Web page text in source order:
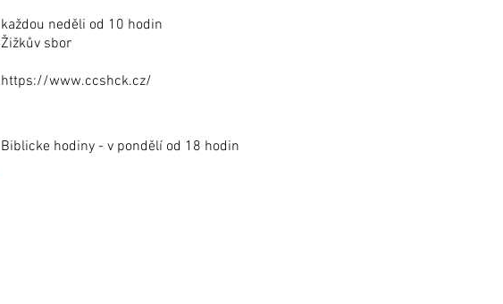
každou neděli od 10 hodin
Žižkův sbor
https://www.ccshck.cz/
Biblicke hodiny - v pondělí od 18 hodin